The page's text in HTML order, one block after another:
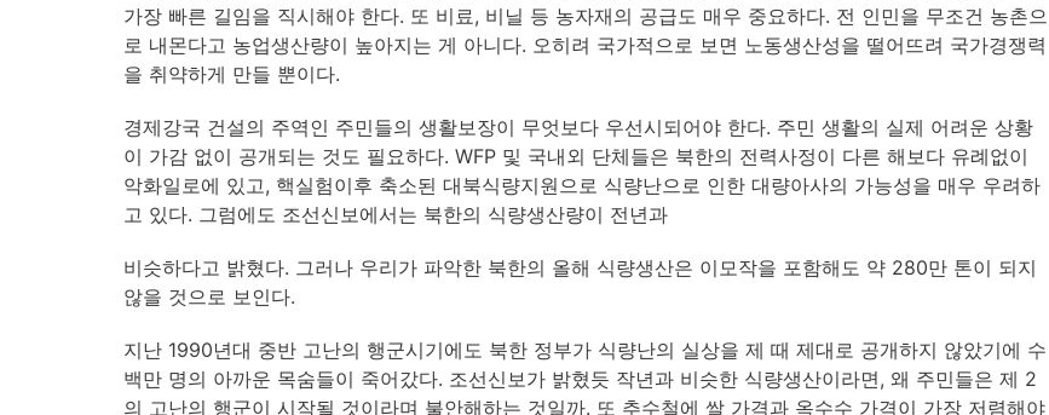
가장 빠른 길임을 직시해야 한다. 또 비료, 비닐 등 농자재의 공급도 매우 중요하다. 전 인민을 무조건 농촌으
로 내몬다고 농업생산량이 높아지는 게 아니다. 오히려 국가적으로 보면 노동생산성을 떨어뜨려 국가경쟁력
을 취약하게 만들 뿐이다.
경제강국 건설의 주역인 주민들의 생활보장이 무엇보다 우선시되어야 한다. 주민 생활의 실제 어려운 상황
이 가감 없이 공개되는 것도 필요하다. WFP 및 국내외 단체들은 북한의 전력사정이 다른 해보다 유례없이
악화일로에 있고, 핵실험이후 축소된 대북식량지원으로 식량난으로 인한 대량아사의 가능성을 매우 우려하
고 있다. 그럼에도 조선신보에서는 북한의 식량생산량이 전년과
비슷하다고 밝혔다. 그러나 우리가 파악한 북한의 올해 식량생산은 이모작을 포함해도 약 280만 톤이 되지
않을 것으로 보인다.
지난 1990년대 중반 고난의 행군시기에도 북한 정부가 식량난의 실상을 제 때 제대로 공개하지 않았기에 수
백만 명의 아까운 목숨들이 죽어갔다. 조선신보가 밝혔듯 작년과 비슷한 식량생산이라면, 왜 주민들은 제 2
의 고난의 행군이 시작될 것이라며 불안해하는 것일까. 또 추수철에 쌀 가격과 옥수수 가격이 가장 저렴해야